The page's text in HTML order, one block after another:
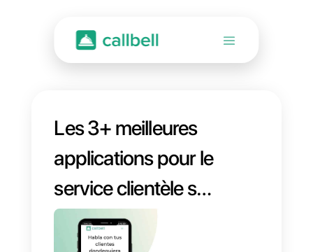
Les 3+ meilleures
applications pour le
service clientèle sur